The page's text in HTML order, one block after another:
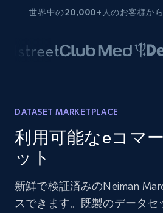
世界中の20,000+人のお客様から
DATASET MARKETPLACE
利用可能なeコマ
ット
新鮮で検証済みのNeiman
スできます。既製のデータ